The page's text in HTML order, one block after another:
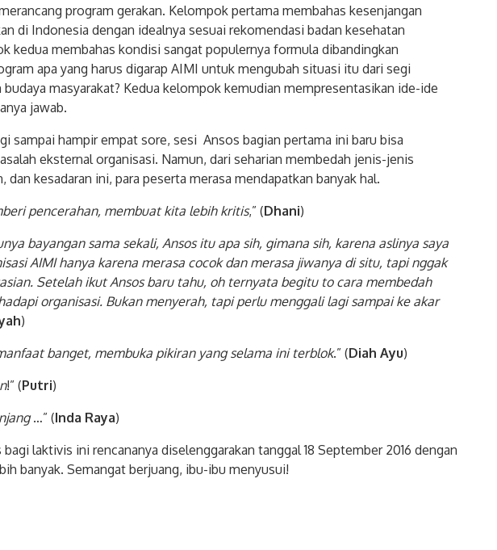
program gerakan. Kelompok pertama membahas kesenjangan
di Indonesia dengan idealnya sesuai rekomendasi badan kesehatan
kedua membahas kondisi sangat populernya formula dibandingkan
apa yang harus digarap AIMI untuk mengubah situasi itu dari segi
masyarakat? Kedua kelompok kemudian mempresentasikan ide-ide
jawab.
sampai hampir empat sore, sesi Ansos bagian pertama ini baru bisa
eksternal organisasi. Namun, dari seharian membedah jenis-jenis
dan kesadaran ini, para peserta merasa mendapatkan banyak hal.
pencerahan, membuat kita lebih kritis,” (Dhani)
bayangan sama sekali, Ansos itu apa sih, gimana sih, karena aslinya saya
AIMI hanya karena merasa cocok dan merasa jiwanya di situ, tapi nggak
Setelah ikut Ansos baru tahu, oh ternyata begitu to cara membedah
organisasi. Bukan menyerah, tapi perlu menggali lagi sampai ke akar
)
banget, membuka pikiran yang selama ini terblok.” (Diah Ayu)
!” (Putri)
…” (Inda Raya)
laktivis ini rencananya diselenggarakan tanggal 18 September 2016 dengan
banyak. Semangat berjuang, ibu-ibu menyusui!